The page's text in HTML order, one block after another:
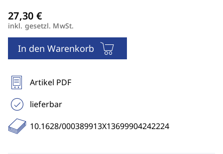
inkl. gesetzl. MwSt.
In den Warenkorb
Artikel PDF
lieferbar
10.1628/000389913X13699904242224